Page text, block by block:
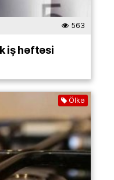
563
iş həftəsi
Ölkə